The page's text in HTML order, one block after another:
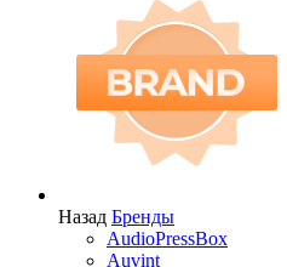
Назад Бренды
AudioPressBox
Auvint